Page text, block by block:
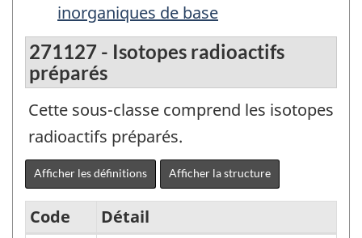
inorganiques de base
271127 - Isotopes radioactifs
préparés
Cette sous-classe comprend les isotopes
radioactifs préparés.
Afficher les définitions Afficher la structure
Code
Détail